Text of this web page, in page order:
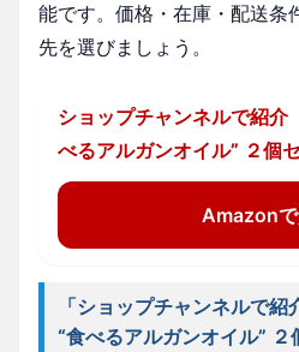
能です。価格・在庫・配送条
先を選びましょう。
ショップチャンネルで紹
べるアルガンオイル” ２個
Amazonで
「ショップチャンネルで
“食べるアルガンオイル” ２